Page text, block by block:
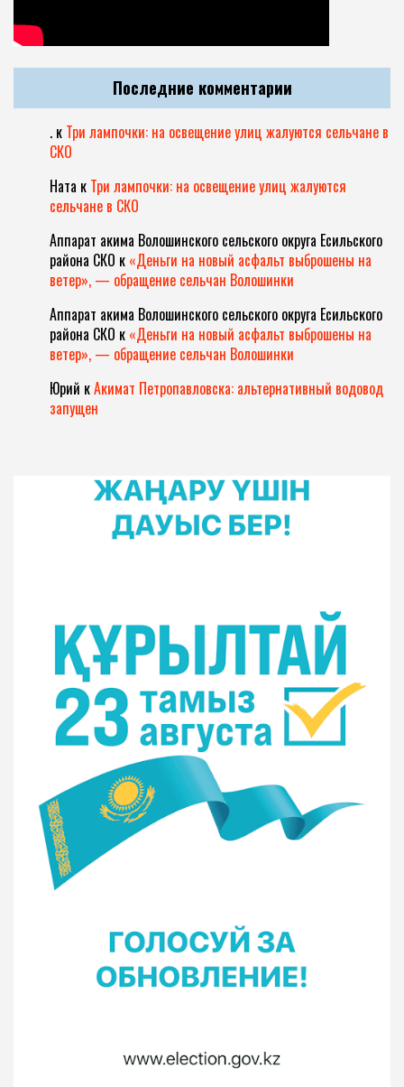
Последние комментарии
. к Три лампочки: на освещение улиц жалуются сельчане в
СКО
Ната к Три лампочки: на освещение улиц жалуются
сельчане в СКО
Аппарат акима Волошинского сельского округа Есильского
района СКО к «Деньги на новый асфальт выброшены на
ветер», — обращение сельчан Волошинки
Аппарат акима Волошинского сельского округа Есильского
района СКО к «Деньги на новый асфальт выброшены на
ветер», — обращение сельчан Волошинки
Юрий кАкимат Петропавловска: альтернативный водовод
запущен